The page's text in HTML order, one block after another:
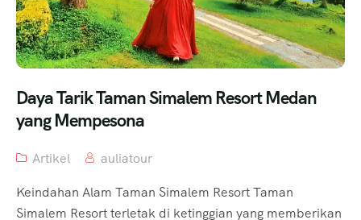
Daya Tarik Taman Simalem Resort Medan
yang Mempesona
Artikel
auliatour
Keindahan Alam Taman Simalem Resort Taman
Simalem Resort terletak di ketinggian yang memberikan